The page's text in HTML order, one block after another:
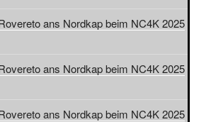
ans Nordkap beim NC4K 2025
ans Nordkap beim NC4K 2025
ans Nordkap beim NC4K 2025